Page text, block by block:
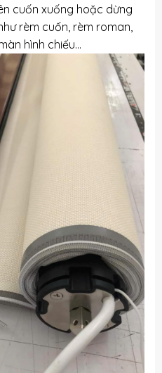
cuốn xuống hoặc dừng
rèm cuốn, rèm roman,
hình chiếu…